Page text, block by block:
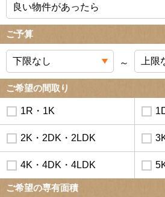
ご予算
～
ご希望の間取り
1R・1K
2K・2DK・2LDK
4K・4DK・4LDK
ご希望の専有面積